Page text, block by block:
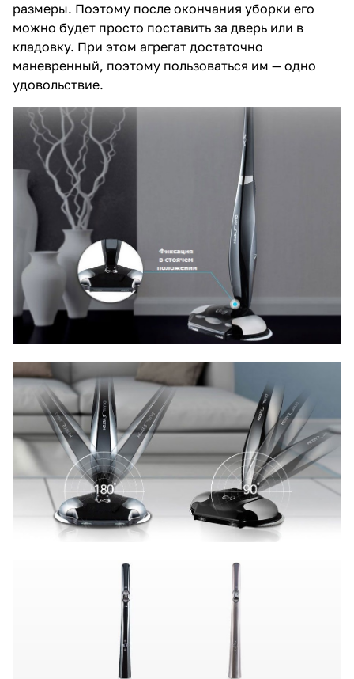
размеры. Поэтому после окончания уборки его
можно будет просто поставить за дверь или в
кладовку. При этом агрегат достаточно
маневренный, поэтому пользоваться им — одно
удовольствие.